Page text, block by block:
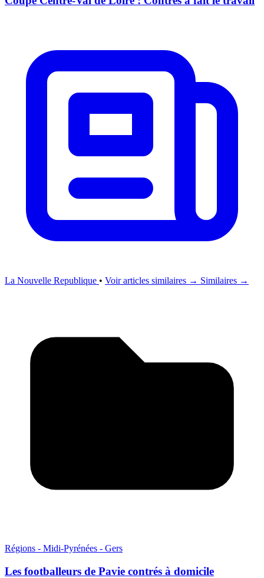
La Nouvelle Republique • Voir articles similaires → Similaires →
Régions - Midi-Pyrénées - Gers
Les footballeurs de Pavie contrés à domicile